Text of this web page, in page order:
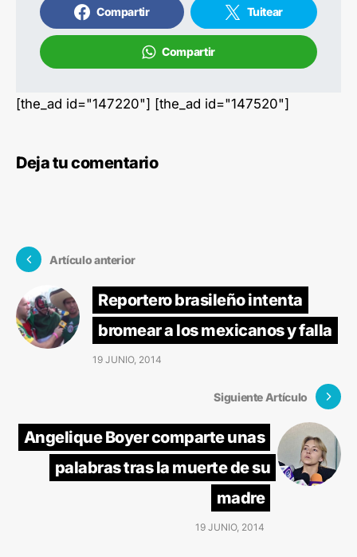
Compartir Tuitear
Compartir
[the_ad id="147220"] [the_ad id="147520"]
Deja tu comentario
Artículo anterior
Reportero brasileño intenta
bromear a los mexicanos y falla
19 JUNIO, 2014
Siguiente Artículo
Angelique Boyer comparte unas
palabras tras la muerte de su
madre
19 JUNIO, 2014